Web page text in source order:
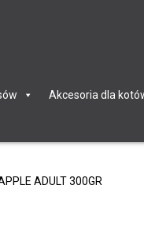
Akcesoria dla
ADULT 300GR